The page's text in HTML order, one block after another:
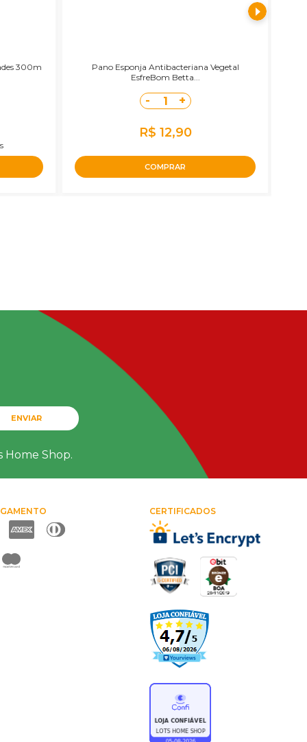
300m
Pano Esponja Antibacteriana Vegetal
EsfreBom Betta...
- 1 +
R$ 12,90
COMPRAR
Home Shop.
ENVIAR
CERTIFICADOS